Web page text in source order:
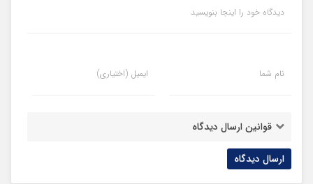
دیدگاه خود را اینجا بنویسید
نام شما ایمیل (اختیاری)
قوانین ارسال دیدگاه